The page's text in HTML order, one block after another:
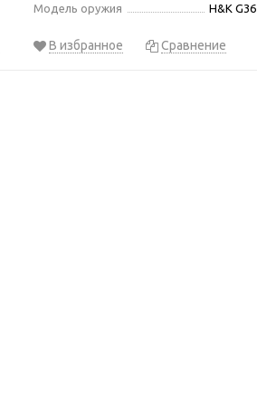
Модель оружия
H&K G36
В избранное Сравнение